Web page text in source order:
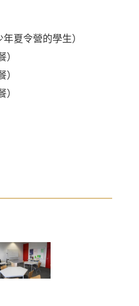
夏令營的學生）
）